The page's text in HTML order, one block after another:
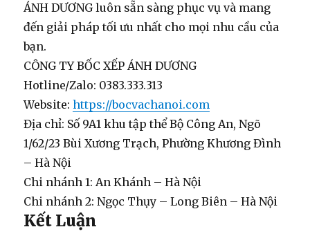
ÁNH DƯƠNG luôn sẵn sàng phục vụ và mang
đến giải pháp tối ưu nhất cho mọi nhu cầu của
bạn.
CÔNG TY BỐC XẾP ÁNH DƯƠNG
Hotline/Zalo: 0383.333.313
Website:https://bocvachanoi.com
Địa chỉ: Số 9A1 khu tập thể Bộ Công An, Ngõ
1/62/23 Bùi Xương Trạch, Phường Khương Đình
– Hà Nội
Chi nhánh 1: An Khánh – Hà Nội
Chi nhánh 2: Ngọc Thụy – Long Biên – Hà Nội
Kết Luận